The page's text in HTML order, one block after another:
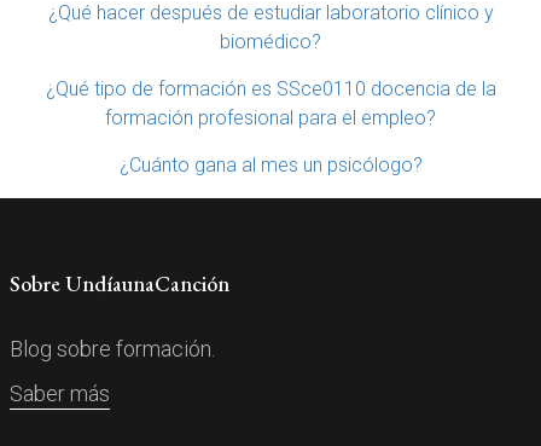
¿Qué hacer después de estudiar laboratorio clínico y
biomédico?
¿Qué tipo de formación es SSce0110 docencia de la
formación profesional para el empleo?
¿Cuánto gana al mes un psicólogo?
Sobre UndíaunaCanción
Blog sobre formación.
Saber más